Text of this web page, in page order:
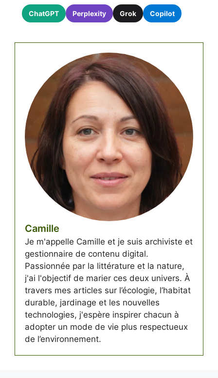
ChatGPT Perplexity Grok Copilot
Camille
Je m'appelle Camille et je suis archiviste et
gestionnaire de contenu digital.
Passionnée par la littérature et la nature,
j'ai l'objectif de marier ces deux univers. À
travers mes articles sur l’écologie, l’habitat
durable, jardinage et les nouvelles
technologies, j'espère inspirer chacun à
adopter un mode de vie plus respectueux
de l’environnement.